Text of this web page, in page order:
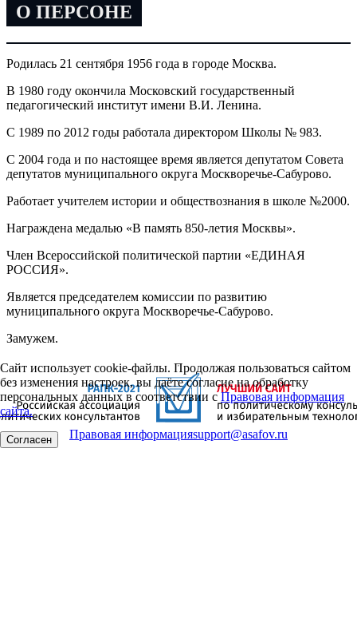
О ПЕРСОНЕ
Родилась 21 сентября 1956 года в городе Москва.
В 1980 году окончила Московский государственный
педагогический институт имени В.И. Ленина.
С 1989 по 2012 годы работала директором Школы № 983.
С 2004 года и по настоящее время является депутатом Совета
депутатов муниципального округа Москворечье-Сабурово.
Работает учителем истории и обществознания в школе №2000.
Награждена медалью «В память 850-летия Москвы».
Член Всероссийской политической партии «ЕДИНАЯ
РОССИЯ».
Является председателем комиссии по развитию
муниципального округа Москворечье-Сабурово.
Замужем.
Сайт использует cookie-файлы. Продолжая пользоваться сайтом
без изменения настроек, вы даёте согласие на обработку
персональных данных в соответствии сПравовая информация
сайта.
Согласен Правовая информацияsupport@asafov.ru